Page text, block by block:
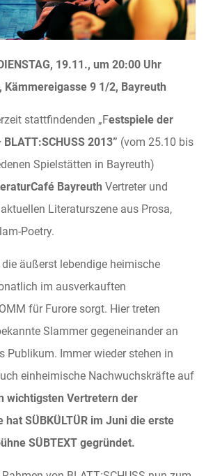
19.11., um 20:00 Uhr
Kämmereigasse 9 1/2, Bayreuth
stattfindenden „Festspiele der
2013” (vom 25.10 bis
Spielstätten in Bayreuth)
Bayreuth Vertreter und
Literaturszene aus Prosa,
Poetry.
äußerst lebendige heimische
im ausverkauften
für Furore sorgt. Hier treten
Slammer gegeneinander an
Publikum. Immer wieder stehen in
einheimische Nachwuchskräfte auf
wichtigsten Vertretern der
hat SÜBKÜLTÜR im Juni die erste
SÜBTEXT gegründet.